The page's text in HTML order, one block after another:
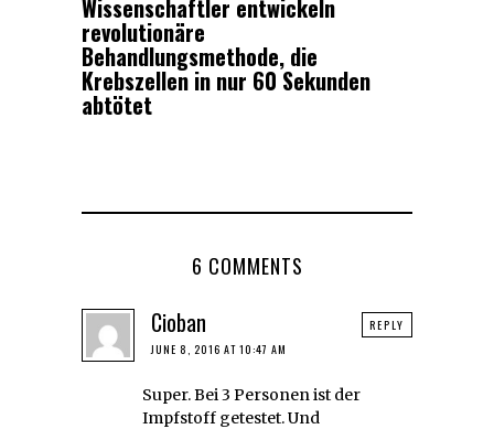
Wissenschaftler entwickeln
revolutionäre
Behandlungsmethode, die
Krebszellen in nur 60 Sekunden
abtötet
6 COMMENTS
Cioban
JUNE 8, 2016 AT 10:47 AM
Super. Bei 3 Personen ist der
Impfstoff getestet. Und
REPLY